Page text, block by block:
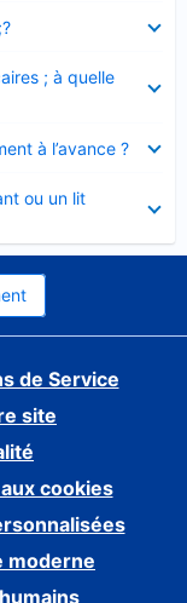
; à quelle
à l’avance ?
ou un lit
de Service
site
cookies
moderne